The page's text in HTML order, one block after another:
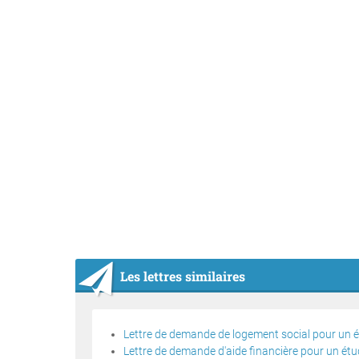
Les lettres similaires
Lettre de demande de logement social pour un
Lettre de demande d'aide financière pour un